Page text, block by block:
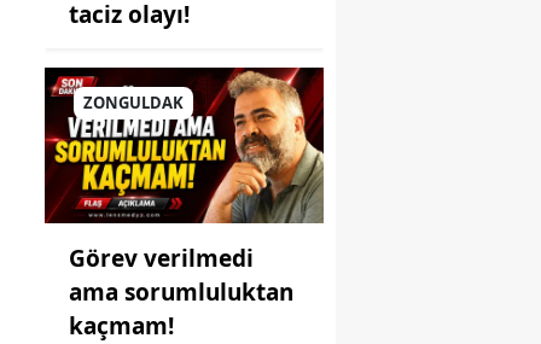
taciz olayı!
ZONGULDAK
Görev verilmedi
ama sorumluluktan
kaçmam!